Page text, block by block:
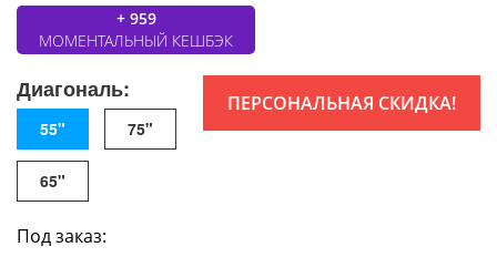
+ 959
МОМЕНТАЛЬНЫЙ КЕШБЭК
ПЕРСОНАЛЬНАЯ СКИДКА!
Диагональ:
55" 75"
65"
Под заказ: